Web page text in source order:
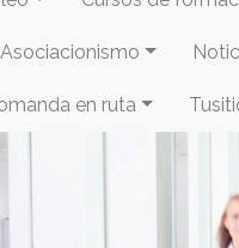
Asociacionismo
en ruta